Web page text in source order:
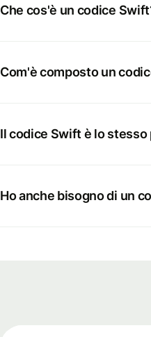
Che cos'è un codice
Com'è composto un
Il codice Swift è lo
Ho anche bisogno di un